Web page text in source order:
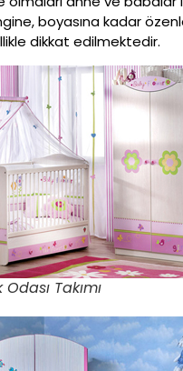
boyasına kadar
dikkat edilmektedir.
Takımı